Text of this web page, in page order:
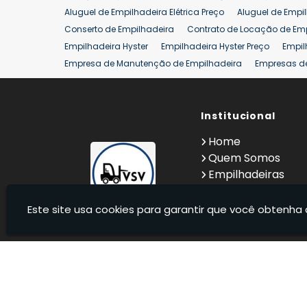
Aluguel de Empilhadeira Elétrica Preço
Aluguel de
Conserto de Empilhadeira
Contrato de Locação de
Empilhadeira Hyster
Empilhadeira Hyster Preço
Empresa de Manutenção de Empilhadeira
Empresas
Locação Empilhadeira Hyster
Locação Empilhadeira
Comprar Empilhadeira
Locação de Empilhadeira 25 ton
Comprar
Institucional
Home
Quem Somos
Empilhadeiras
Informações
Este site usa cookies para garantir que você obtenha